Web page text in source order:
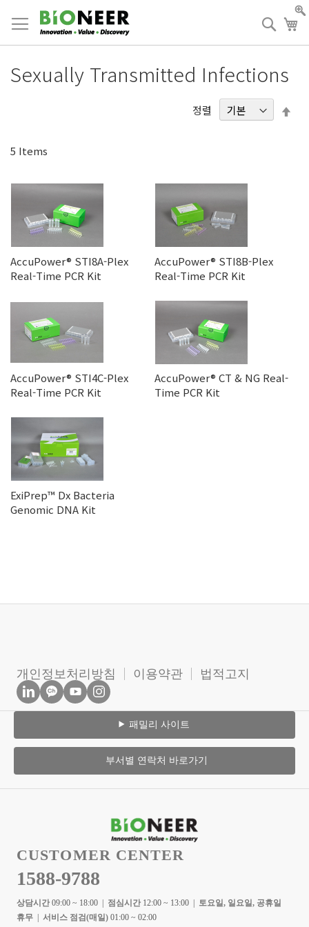
to
Content
검
색
Sexually Transmitted Infections
5 Items
정렬
AccuPower® STI8A-Plex
Real-Time PCR Kit
AccuPower® STI8B-Plex
Real-Time PCR Kit
AccuPower® STI4C-Plex
Real-Time PCR Kit
AccuPower® CT & NG Real-
Time PCR Kit
ExiPrep™ Dx Bacteria
Genomic DNA Kit
개인정보처리방침 이용약관 법적고지
패밀리 사이트
부서별 연락처 바로가기
CUSTOMER CENTER
1588-9788
상담시간 09:00 ~ 18:00 | 점심시간 12:00 ~ 13:00 | 토요일, 일요일, 공휴일
휴무
서비스 점검(매일) 01:00 ~ 02:00